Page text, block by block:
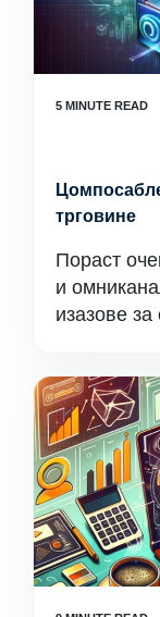
трговине
Пораст
и
изазове